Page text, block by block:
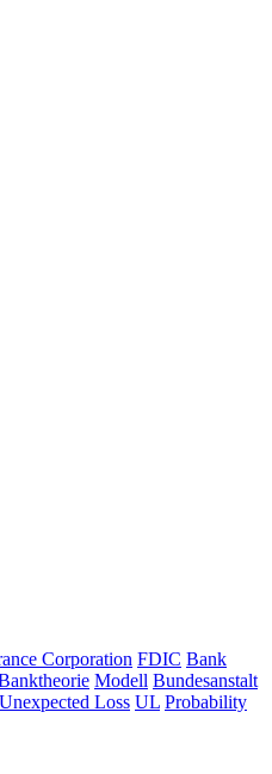
Corporation FDIC Bank
Modell Bundesanstalt
Unexpected Loss UL Probability